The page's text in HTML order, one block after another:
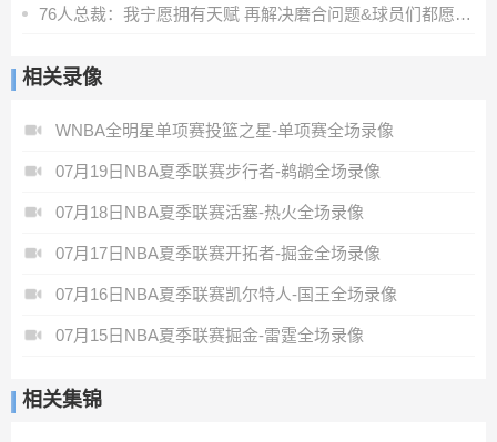
76人总裁：我宁愿拥有天赋 再解决磨合问题&球员们都愿意牺牲
相关录像
WNBA全明星单项赛投篮之星-单项赛全场录像
07月19日NBA夏季联赛步行者-鹈鹕全场录像
07月18日NBA夏季联赛活塞-热火全场录像
07月17日NBA夏季联赛开拓者-掘金全场录像
07月16日NBA夏季联赛凯尔特人-国王全场录像
07月15日NBA夏季联赛掘金-雷霆全场录像
相关集锦